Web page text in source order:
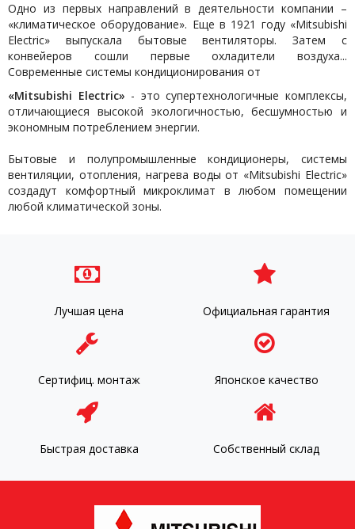
Одно из первых направлений в деятельности компании –
«климатическое оборудование». Еще в 1921 году «Mitsubishi
Electric» выпускала бытовые вентиляторы. Затем с
конвейеров сошли первые охладители воздуха...
Современные системы кондиционирования от
«Mitsubishi Electric» - это супертехнологичные комплексы,
отличающиеся высокой экологичностью, бесшумностью и
экономным потреблением энергии.
Бытовые и полупромышленные кондиционеры, системы
вентиляции, отопления, нагрева воды от «Mitsubishi Electric»
создадут комфортный микроклимат в любом помещении
любой климатической зоны.
Лучшая цена Официальная гарантия
Сертифиц. монтаж Японское качество
Быстрая доставка Собственный склад